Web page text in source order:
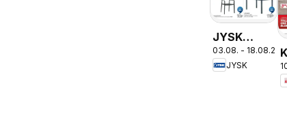
JYSK
Garten
Abverkauf
03.08. -
JYSK